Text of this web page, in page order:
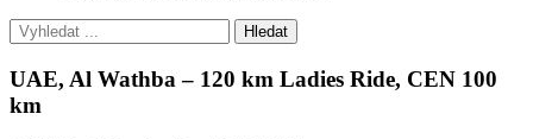
UAE, Al Wathba – 120 km Ladies Ride, CEN 100
km